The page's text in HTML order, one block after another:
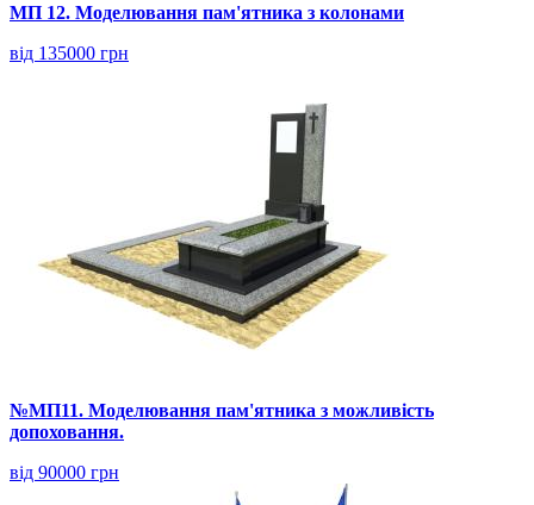
МП 12. Моделювання пам'ятника з колонами
від 135000 грн
№МП11. Моделювання пам'ятника з можливість
допоховання.
від 90000 грн